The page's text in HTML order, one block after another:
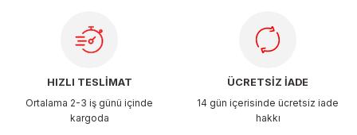
HIZLI TESLİMAT
Ortalama 2-3 iş günü içinde
kargoda
ÜCRETSİZ İADE
14 gün içerisinde ücretsiz iade
hakkı